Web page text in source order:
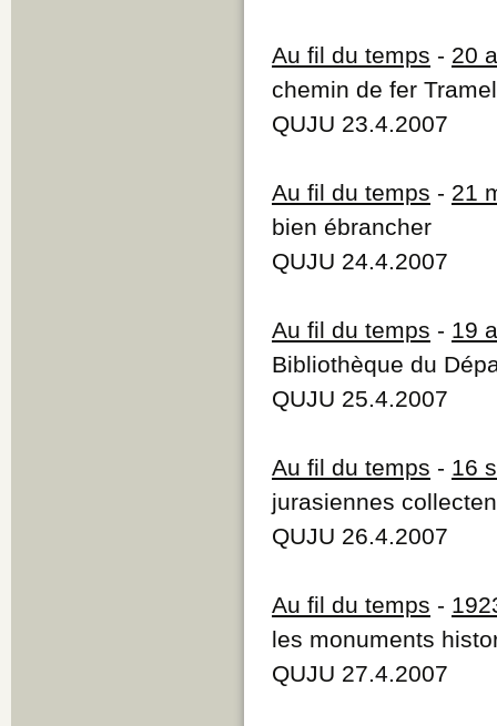
Au fil du temps - 20
chemin de fer
QUJU 23.4.2007
Au fil du temps - 21
bien ébrancher
QUJU 24.4.2007
Au fil du temps - 19
Bibliothèque du
QUJU 25.4.2007
Au fil du temps - 16
jurasiennes
QUJU 26.4.2007
Au fil du temps -
les monuments
QUJU 27.4.2007